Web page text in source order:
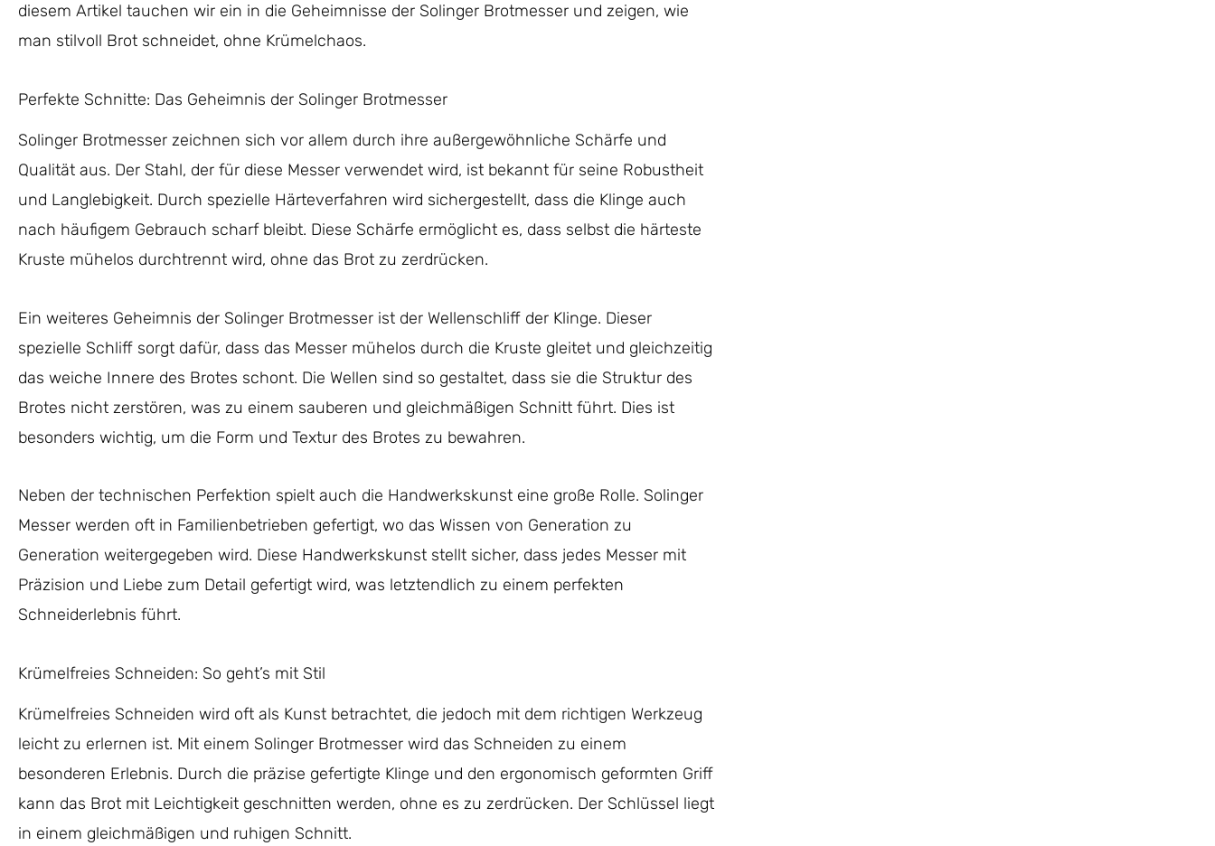
diesem Artikel tauchen wir ein in die Geheimnisse der Solinger Brotmesser und zeigen, wie
man stilvoll Brot schneidet, ohne Krümelchaos.
Perfekte Schnitte: Das Geheimnis der Solinger Brotmesser
Solinger Brotmesser zeichnen sich vor allem durch ihre außergewöhnliche Schärfe und
Qualität aus. Der Stahl, der für diese Messer verwendet wird, ist bekannt für seine Robustheit
und Langlebigkeit. Durch spezielle Härteverfahren wird sichergestellt, dass die Klinge auch
nach häufigem Gebrauch scharf bleibt. Diese Schärfe ermöglicht es, dass selbst die härteste
Kruste mühelos durchtrennt wird, ohne das Brot zu zerdrücken.
Ein weiteres Geheimnis der Solinger Brotmesser ist der Wellenschliff der Klinge. Dieser
spezielle Schliff sorgt dafür, dass das Messer mühelos durch die Kruste gleitet und gleichzeitig
das weiche Innere des Brotes schont. Die Wellen sind so gestaltet, dass sie die Struktur des
Brotes nicht zerstören, was zu einem sauberen und gleichmäßigen Schnitt führt. Dies ist
besonders wichtig, um die Form und Textur des Brotes zu bewahren.
Neben der technischen Perfektion spielt auch die Handwerkskunst eine große Rolle. Solinger
Messer werden oft in Familienbetrieben gefertigt, wo das Wissen von Generation zu
Generation weitergegeben wird. Diese Handwerkskunst stellt sicher, dass jedes Messer mit
Präzision und Liebe zum Detail gefertigt wird, was letztendlich zu einem perfekten
Schneiderlebnis führt.
Krümelfreies Schneiden: So geht’s mit Stil
Krümelfreies Schneiden wird oft als Kunst betrachtet, die jedoch mit dem richtigen Werkzeug
leicht zu erlernen ist. Mit einem Solinger Brotmesser wird das Schneiden zu einem
besonderen Erlebnis. Durch die präzise gefertigte Klinge und den ergonomisch geformten Griff
kann das Brot mit Leichtigkeit geschnitten werden, ohne es zu zerdrücken. Der Schlüssel liegt
in einem gleichmäßigen und ruhigen Schnitt.